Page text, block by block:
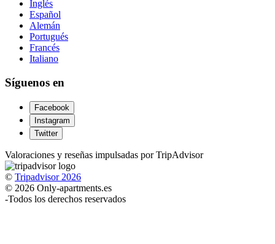
Inglés
Español
Alemán
Portugués
Francés
Italiano
Síguenos en
Facebook
Instagram
Twitter
Valoraciones y reseñas impulsadas por TripAdvisor
© Tripadvisor 2026
© 2026 Only-apartments.es
-Todos los derechos reservados